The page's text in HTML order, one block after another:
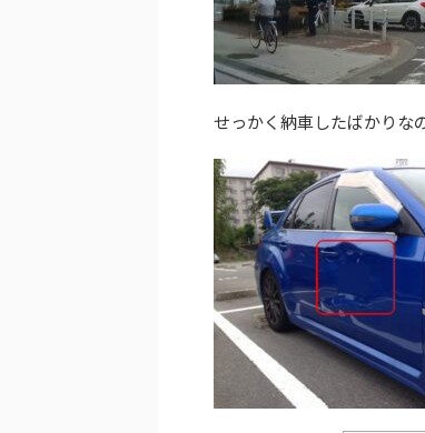
せっかく納車したばかりな